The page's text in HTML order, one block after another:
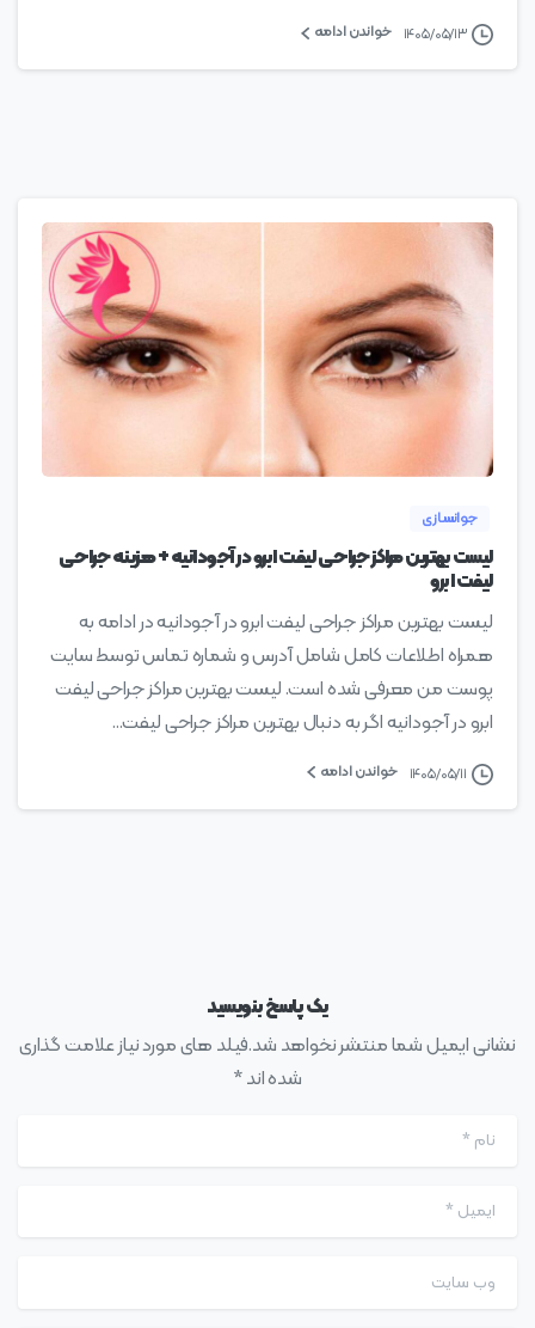
۱۴۰۵/۰۵/۱۳ خواندن ادامه
جوانسازی
لیست بهترین مراکز جراحی لیفت ابرو در آجودانیه + هزینه جراحی
لیفت ابرو
لیست بهترین مراکز جراحی لیفت ابرو در آجودانیه در ادامه به
همراه اطلاعات کامل شامل آدرس و شماره تماس توسط سایت
پوست من معرفی شده است. لیست بهترین مراکز جراحی لیفت
ابرو در آجودانیه اگر به دنبال بهترین مراکز جراحی لیفت...
۱۴۰۵/۰۵/۱۱ خواندن ادامه
یک پاسخ بنویسید
نشانی ایمیل شما منتشر نخواهد شد.فیلد های مورد نیاز علامت گذاری
شده اند *
نام*
ایمیل *
وب سایت